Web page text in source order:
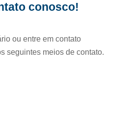
conosco!
ou entre em contato
seguintes meios de contato.